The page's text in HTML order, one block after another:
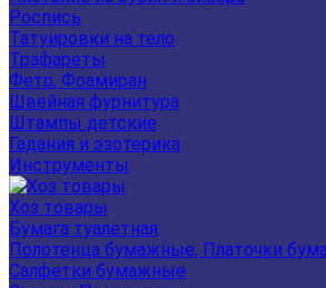
Роспись
Татуировки на тело
Трафареты
Фетр, Фоамиран
Швейная фурнитура
Штампы детские
Гадания и эзотерика
Инструменты
Хоз товары
Бумага туалетная
Полотенца бумажные, Платочки
Салфетки бумажные